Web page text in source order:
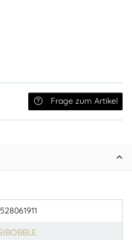
Frage zum Artikel